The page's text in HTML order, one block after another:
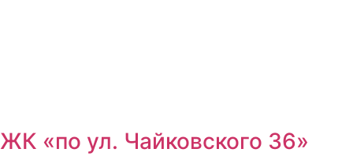
ЖК «по ул. Чайковского 36»